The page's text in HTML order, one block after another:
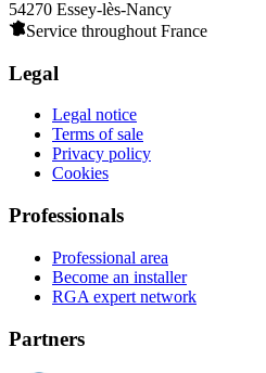
54270 Essey-lès-Nancy
Service throughout France
Legal
Legal notice
Terms of sale
Privacy policy
Cookies
Professionals
Professional area
Become an installer
RGA expert network
Partners